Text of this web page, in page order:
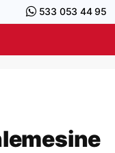
533 053 44 95